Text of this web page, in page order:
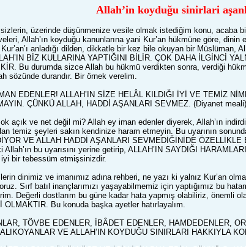
Allah’in koyduğu sinirlari
üzerinde düşünmenize vesile olmak istediğim konu, acaba
Allah’ın koyduğu kanunlarına yani Kur’an hükmüne göre,
anladığı dilden, dikkatle bir kez bile okuyan bir
BİZ KULLARINA YAPTIĞINI BİLİR. ÇOK DAHA İLGİNCİ
Bu durumda sizce Allah bu hükmü verdikten sonra, verdiği
sözünde durandır. Bir örnek verelim.
EDENLER! ALLAH’IN SİZE HELÂL KILDIĞI İYİ VE TEMİZ
ÇÜNKÜ ALLAH, HADDİ AŞANLARI SEVMEZ. (Diyanet meali)
açık ve net değil mi? Allah ey iman edenler diyerek, Allah’ın
temiz şeyleri sakın kendinize haram etmeyin. Bu uyarının
VE ALLAH HADDİ AŞANLARI SEVMEDİĞİNİDE
bu uyarısını yerine getirip, ALLAH’IN SAYDIĞI
bir tebessüm etmişsinizdir.
dinimiz ve imanımız adına rehberi, ne yazı ki yalnız Kur’an
Sırf batıl inançlarımızı yaşayabilmemiz için yaptığımız bu
Değerli dostlarım bu güne kadar hata yapmış olabiliriz, önemli
OLMAKTIR. Bu konuda başka ayetler hatırlayalım.
TÖVBE EDENLER, İBÂDET EDENLER, HAMDEDENLER,
VE ALLAH’IN KOYDUĞU SINIRLARI HAKKIYLA